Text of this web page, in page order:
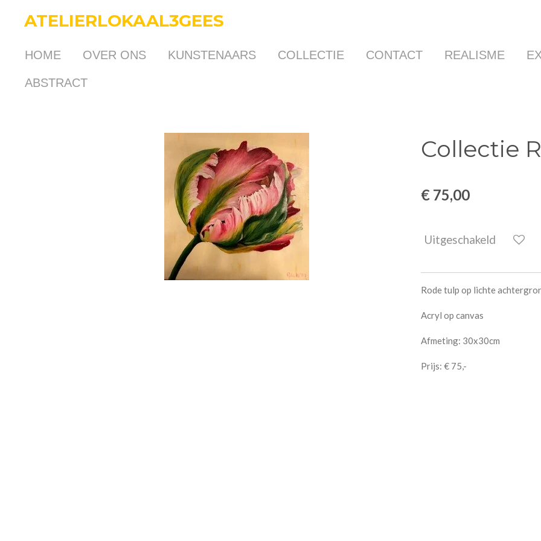
direct
hoofdinhoud
ATELIERLOKAAL3GEES
HOME OVER ONS KUNSTENAARS COLLECTIE CONTACT REALISME
ABSTRACT
Collectie
€ 75,00
Uitgeschakeld
Rode tulp op lichte
Acryl op canvas
Afmeting: 30x30cm
Prijs: € 75,-